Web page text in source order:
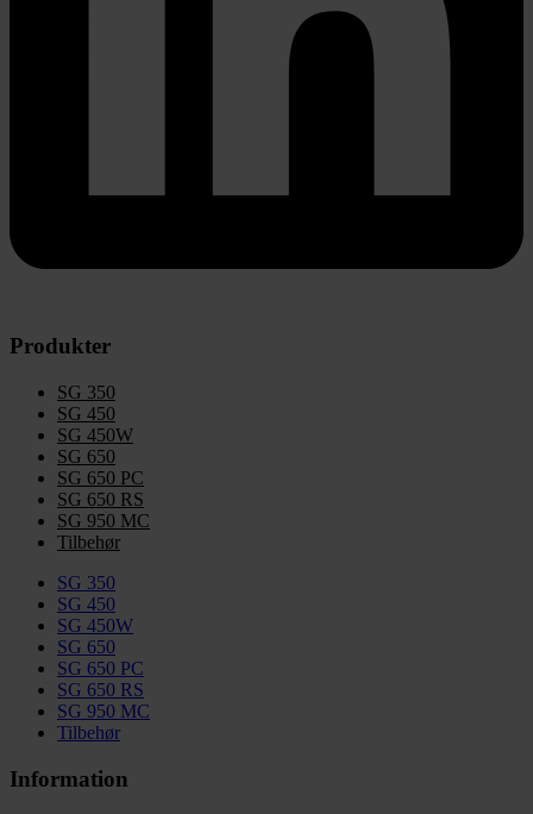
Produkter
SG 350
SG 450
SG 450W
SG 650
SG 650 PC
SG 650 RS
SG 950 MC
Tilbehør
SG 350
SG 450
SG 450W
SG 650
SG 650 PC
SG 650 RS
SG 950 MC
Tilbehør
Information